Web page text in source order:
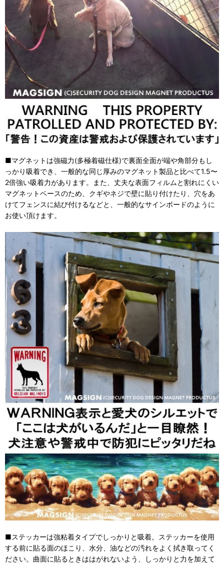
■マグネットは強磁力(多極着磁仕様)で裏面全面が端や角部分もし
っかり吸着でき、一般的な同じ厚みのマグネット製品と比べて1.5〜
2倍強い吸着力があります。また、丈夫な表面フィルムと割れにくい
マグネットベースのため、クギやネジで壁に貼り付けたり、穴をあ
けてフェンスに結び付けるなどと、一般的なサインボードのように
お使い頂けます。
■ステッカーは強粘着タイプでしっかりと吸着。ステッカーを使用
する前に貼る面のほこり、水分、油などの汚れをよく拭き取ってく
ださい。曲面に貼るときははがれないよう、しっかりと力を加えて